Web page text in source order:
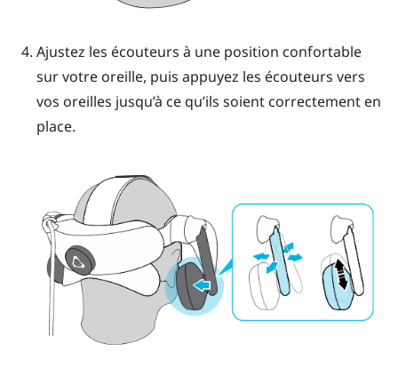
Ajustez les écouteurs à une position confortable
sur votre oreille, puis appuyez les écouteurs vers
vos oreilles jusqu’à ce qu’ils soient correctement en
place.